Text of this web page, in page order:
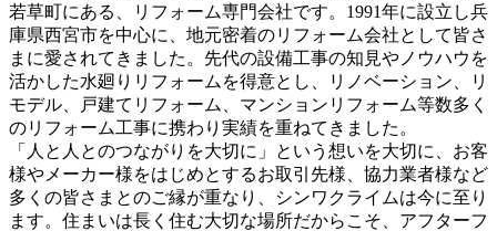
若草町にある、リフォーム専門会社です。1991年に設立し兵
庫県西宮市を中心に、地元密着のリフォーム会社として皆さ
まに愛されてきました。先代の設備工事の知見やノウハウを
活かした水廻りリフォームを得意とし、リノベーション、リ
モデル、戸建てリフォーム、マンションリフォーム等数多く
のリフォーム工事に携わり実績を重ねてきました。
「人と人とのつながりを大切に」という想いを大切に、お客
様やメーカー様をはじめとするお取引先様、協力業者様など
多くの皆さまとのご縁が重なり、シンワクライムは今に至り
ます。住まいは長く住む大切な場所だからこそ、アフターフ